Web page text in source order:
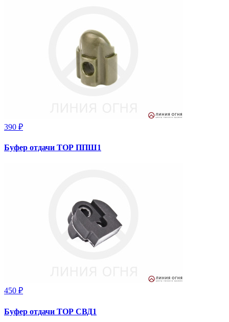
390 ₽
Буфер отдачи ТОР ППШ1
450 ₽
Буфер отдачи ТОР СВД1